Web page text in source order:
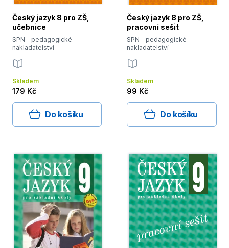
Český jazyk 8 pro ZŠ,
učebnice
SPN - pedagogické
nakladatelství
Skladem
179 Kč
Do košíku
Český jazyk 8 pro ZŠ,
pracovní sešit
SPN - pedagogické
nakladatelství
Skladem
99 Kč
Do košíku